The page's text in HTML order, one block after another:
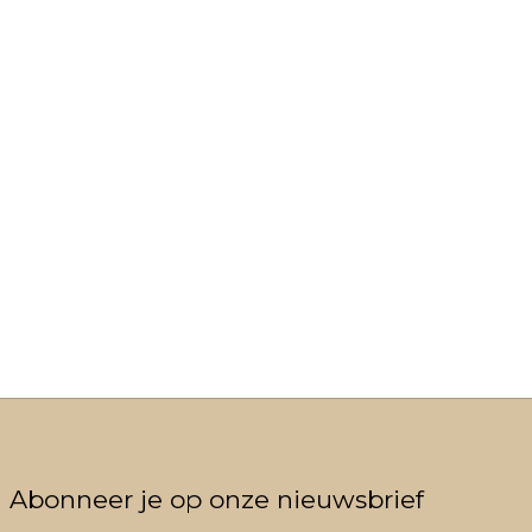
Abonneer je op onze nieuwsbrief